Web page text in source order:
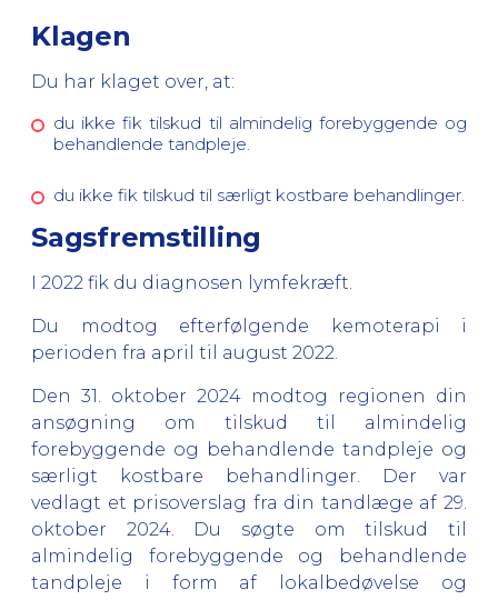
Klagen
Du har klaget over, at:
du ikke fik tilskud til almindelig forebyggende og
behandlende tandpleje.
du ikke fik tilskud til særligt kostbare behandlinger.
Sagsfremstilling
I 2022 fik du diagnosen lymfekræft.
Du modtog efterfølgende kemoterapi i
perioden fra april til august 2022.
Den 31. oktober 2024 modtog regionen din
ansøgning om tilskud til almindelig
forebyggende og behandlende tandpleje og
særligt kostbare behandlinger. Der var
vedlagt et prisoverslag fra din tandlæge af 29.
oktober 2024. Du søgte om tilskud til
almindelig forebyggende og behandlende
tandpleje i form af lokalbedøvelse og